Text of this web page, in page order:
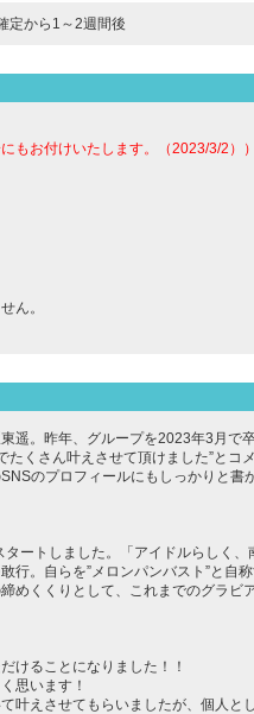
定から1～2週間後
もお付けいたします。（2023/3/2））
ん。
遥。昨年、グループを2023年3月で
くさん叶えさせて頂けました”とコ
のプロフィールにもしっかりと書
ートしました。「アイドルらしく、
行。自らを”メロンパンバスト”と自
めくくりとして、これまでのグラビ
けることになりました！！
思います！
叶えさせてもらいましたが、個人と